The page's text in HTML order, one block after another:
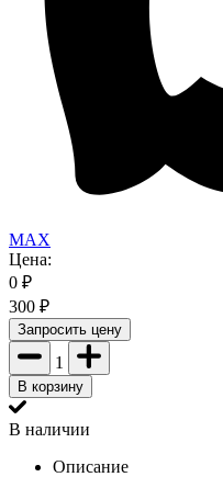
MAX
Цена:
0 ₽
300 ₽
Запросить цену
1
В корзину
В наличии
Описание